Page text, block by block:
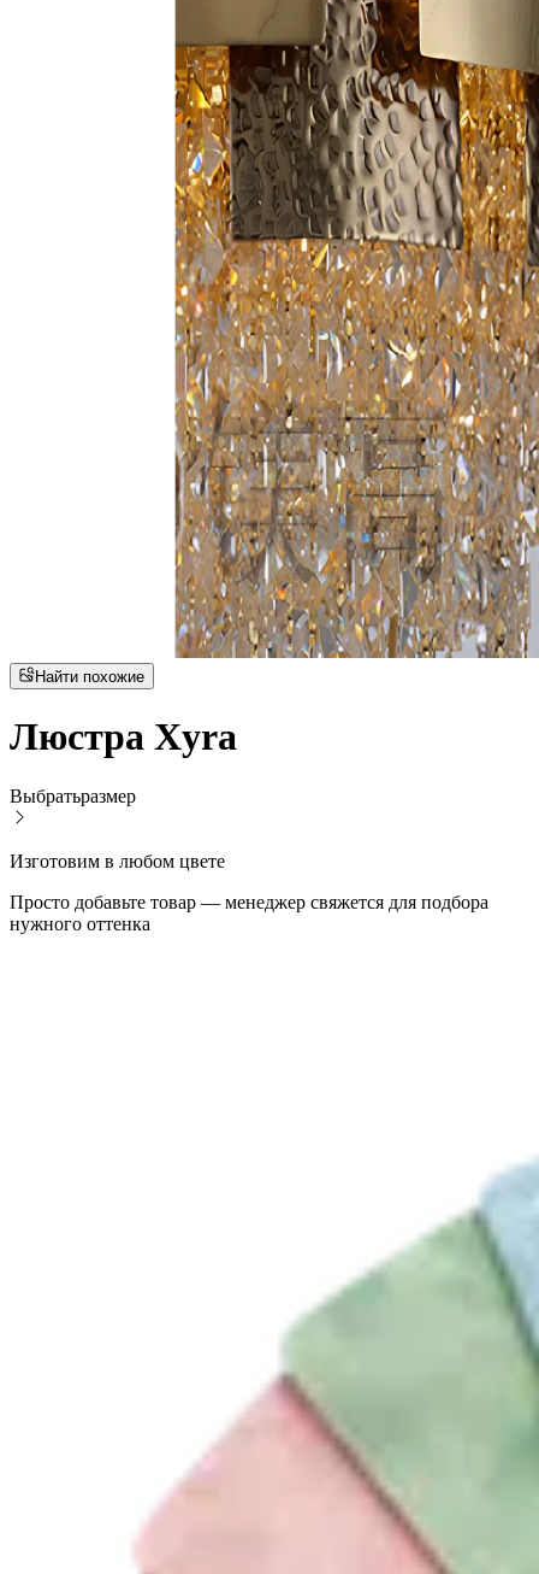
Найти похожие
Люстра Xyra
Выбратьразмер
Изготовим в любом цвете
Просто добавьте товар — менеджер свяжется для подбора
нужного оттенка